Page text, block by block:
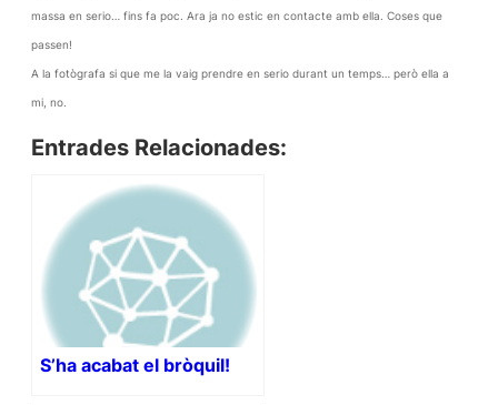
massa en serio… fins fa poc. Ara ja no estic en contacte amb ella. Coses que
passen!
A la fotògrafa si que me la vaig prendre en serio durant un temps… però ella a
mi, no.
Entrades Relacionades:
S’ha acabat el bròquil!